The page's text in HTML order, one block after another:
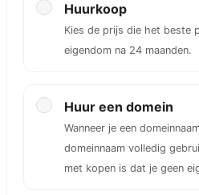
Huurkoop
Kies de prijs die het beste
eigendom na 24 maanden.
Huur een domein
Wanneer je een
domeinnaam volledig
met kopen is dat je geen